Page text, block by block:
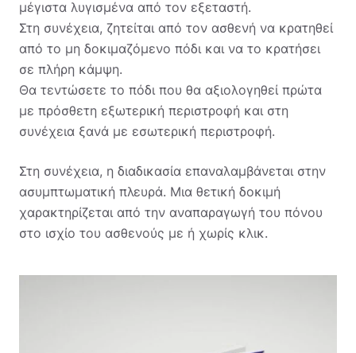
μέγιστα λυγισμένα από τον εξεταστή.
Στη συνέχεια, ζητείται από τον ασθενή να κρατηθεί
από το μη δοκιμαζόμενο πόδι και να το κρατήσει
σε πλήρη κάμψη.
Θα τεντώσετε το πόδι που θα αξιολογηθεί πρώτα
με πρόσθετη εξωτερική περιστροφή και στη
συνέχεια ξανά με εσωτερική περιστροφή.
Στη συνέχεια, η διαδικασία επαναλαμβάνεται στην
ασυμπτωματική πλευρά. Μια θετική δοκιμή
χαρακτηρίζεται από την αναπαραγωγή του πόνου
στο ισχίο του ασθενούς με ή χωρίς κλικ.